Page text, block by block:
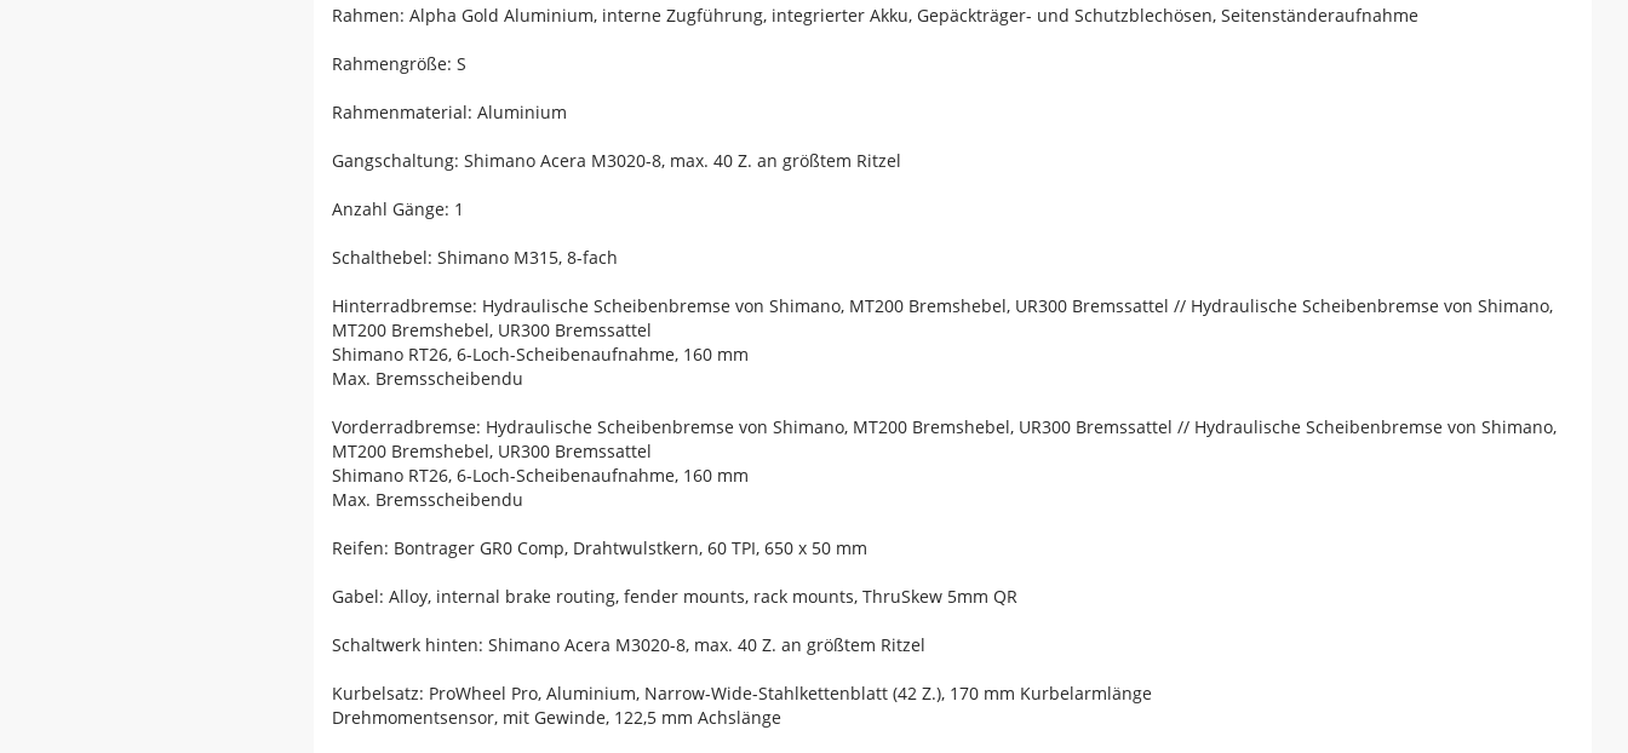
Rahmen: Alpha Gold Aluminium, interne Zugführung, integrierter Akku, Gepäckträger- und Schutzblechösen, Seitenständeraufnahme
Rahmengröße: S
Rahmenmaterial: Aluminium
Gangschaltung: Shimano Acera M3020-8, max. 40 Z. an größtem Ritzel
Anzahl Gänge: 1
Schalthebel: Shimano M315, 8-fach
Hinterradbremse: Hydraulische Scheibenbremse von Shimano, MT200 Bremshebel, UR300 Bremssattel // Hydraulische Scheibenbremse von Shimano,
MT200 Bremshebel, UR300 Bremssattel
Shimano RT26, 6-Loch-Scheibenaufnahme, 160 mm
Max. Bremsscheibendu
Vorderradbremse: Hydraulische Scheibenbremse von Shimano, MT200 Bremshebel, UR300 Bremssattel // Hydraulische Scheibenbremse von Shimano,
MT200 Bremshebel, UR300 Bremssattel
Shimano RT26, 6-Loch-Scheibenaufnahme, 160 mm
Max. Bremsscheibendu
Reifen: Bontrager GR0 Comp, Drahtwulstkern, 60 TPI, 650 x 50 mm
Gabel: Alloy, internal brake routing, fender mounts, rack mounts, ThruSkew 5mm QR
Schaltwerk hinten: Shimano Acera M3020-8, max. 40 Z. an größtem Ritzel
Kurbelsatz: ProWheel Pro, Aluminium, Narrow-Wide-Stahlkettenblatt (42 Z.), 170 mm Kurbelarmlänge
Drehmomentsensor, mit Gewinde, 122,5 mm Achslänge